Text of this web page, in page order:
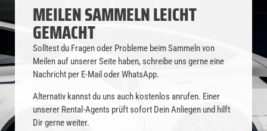
MEILEN SAMMELN LEICHT
GEMACHT
Solltest du Fragen oder Probleme beim Sammeln von
Meilen auf unserer Seite haben, schreibe uns gerne eine
Nachricht per E-Mail oder WhatsApp.
Alternativ kannst du uns auch kostenlos anrufen. Einer
unserer Rental-Agents prüft sofort Dein Anliegen und hilft
Dir gerne weiter.